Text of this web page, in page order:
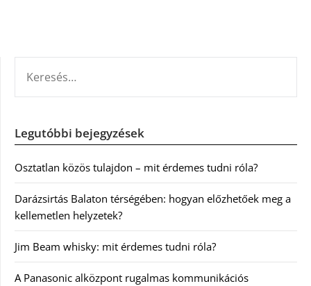
Legutóbbi bejegyzések
Osztatlan közös tulajdon – mit érdemes tudni róla?
Darázsirtás Balaton térségében: hogyan előzhetőek meg a
kellemetlen helyzetek?
Jim Beam whisky: mit érdemes tudni róla?
A Panasonic alközpont rugalmas kommunikációs